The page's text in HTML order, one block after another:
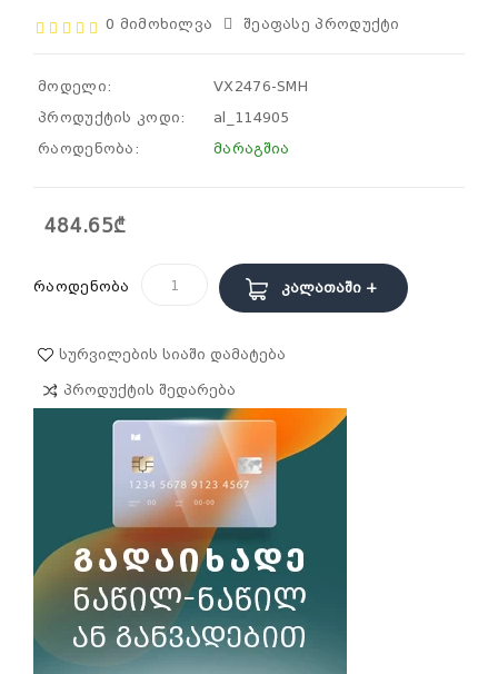
0 Მიმოხილვა Შეაფასე Პროდუქტი
მოდელი:
VX2476-SMH
პროდუქტის კოდი:
al_114905
რაოდენობა:
მარაგშია
484.65₾
რაოდენობა Კალათაში +
Სურვილების Სიაში Დამატება
Პროდუქტის Შედარება